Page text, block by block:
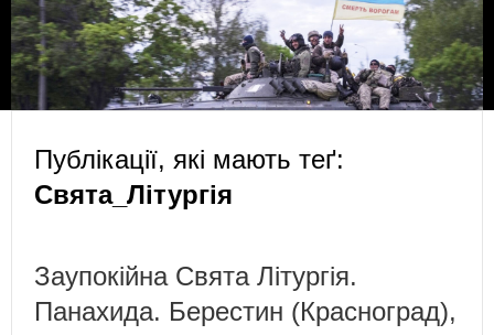
Публікації, які мають теґ:
Свята_Літургія
Заупокійна Свята Літургія.
Панахида. Берестин (Красноград),